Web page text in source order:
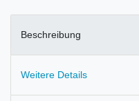
Beschreibung
Weitere Details